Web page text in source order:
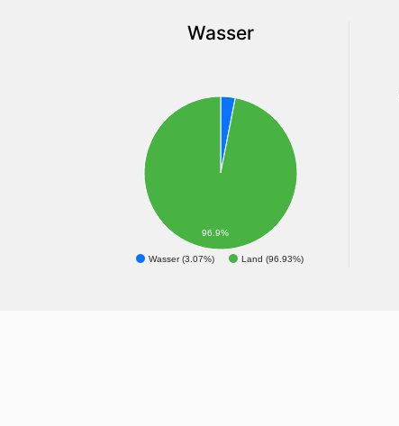
Wasser
Wasser (3.07%) Land (96.93%)
96.9%